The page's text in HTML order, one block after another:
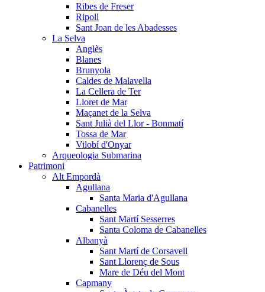
Ribes de Freser
Ripoll
Sant Joan de les Abadesses
La Selva
Anglès
Blanes
Brunyola
Caldes de Malavella
La Cellera de Ter
Lloret de Mar
Maçanet de la Selva
Sant Julià del Llor - Bonmatí
Tossa de Mar
Vilobí d'Onyar
Arqueologia Submarina
Patrimoni
Alt Empordà
Agullana
Santa Maria d'Agullana
Cabanelles
Sant Martí Sesserres
Santa Coloma de Cabanelles
Albanyà
Sant Martí de Corsavell
Sant Llorenç de Sous
Mare de Déu del Mont
Capmany